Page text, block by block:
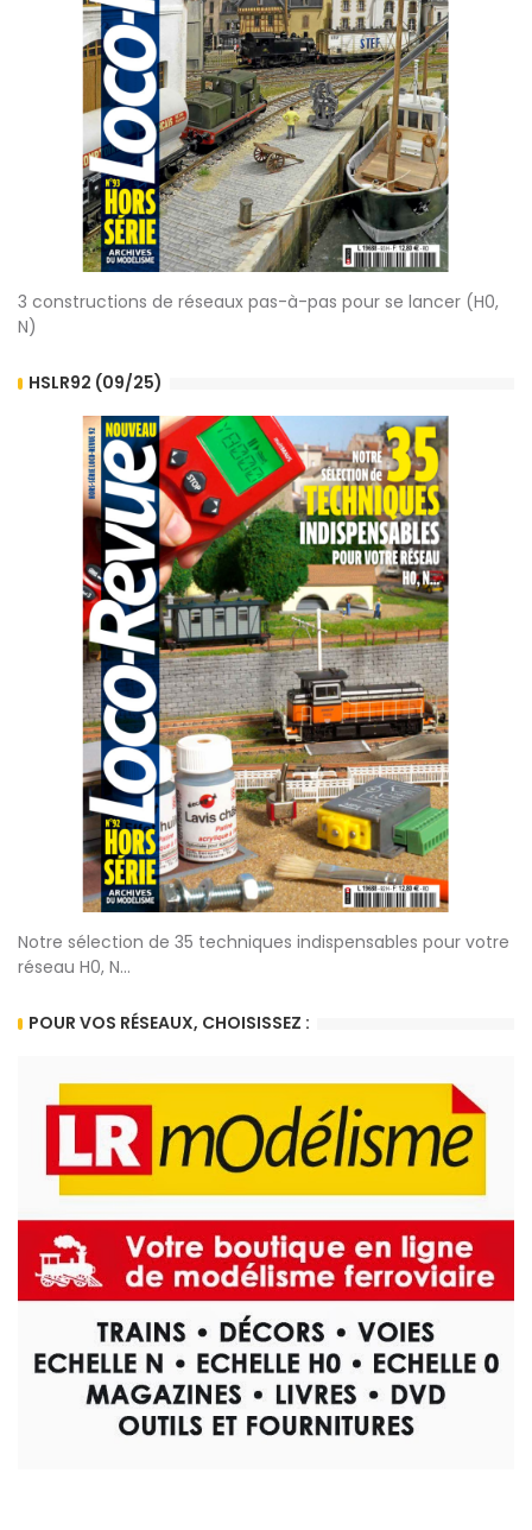
3 constructions de réseaux pas-à-pas pour se lancer (H0,
N)
HSLR92 (09/25)
Notre sélection de 35 techniques indispensables pour votre
réseau H0, N...
POUR VOS RÉSEAUX, CHOISISSEZ :